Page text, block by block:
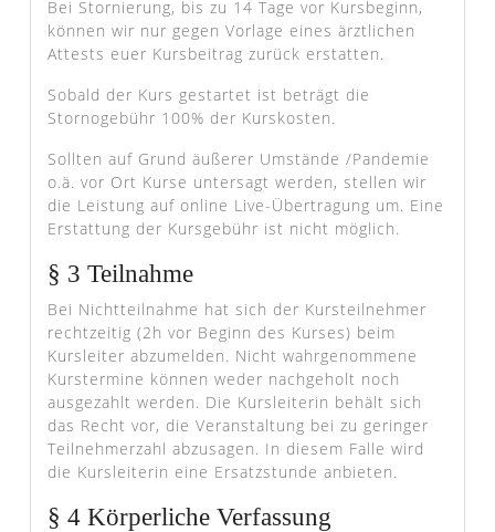
Bei Stornierung, bis zu 14 Tage vor Kursbeginn,
können wir nur gegen Vorlage eines ärztlichen
Attests euer Kursbeitrag zurück erstatten.
Sobald der Kurs gestartet ist beträgt die
Stornogebühr 100% der Kurskosten.
Sollten auf Grund äußerer Umstände /Pandemie
o.ä. vor Ort Kurse untersagt werden, stellen wir
die Leistung auf online Live-Übertragung um. Eine
Erstattung der Kursgebühr ist nicht möglich.
§ 3 Teilnahme
Bei Nichtteilnahme hat sich der Kursteilnehmer
rechtzeitig (2h vor Beginn des Kurses) beim
Kursleiter abzumelden. Nicht wahrgenommene
Kurstermine können weder nachgeholt noch
ausgezahlt werden. Die Kursleiterin behält sich
das Recht vor, die Veranstaltung bei zu geringer
Teilnehmerzahl abzusagen. In diesem Falle wird
die Kursleiterin eine Ersatzstunde anbieten.
§ 4 Körperliche Verfassung